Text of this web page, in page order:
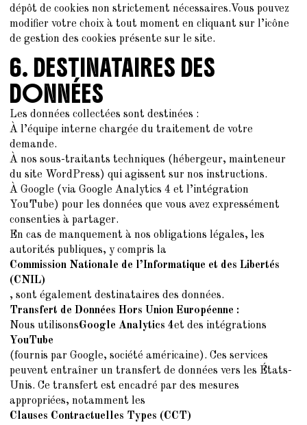
dépôt de cookies non strictement nécessaires.Vous pouvez
modifier votre choix à tout moment en cliquant sur l’icône
de gestion des cookies présente sur le site.
6. DESTINATAIRES DES
DONNÉES
Les données collectées sont destinées :
À l’équipe interne chargée du traitement de votre
demande.
À nos sous-traitants techniques (hébergeur, mainteneur
du site WordPress) qui agissent sur nos instructions.
À Google (via Google Analytics 4 et l’intégration
YouTube) pour les données que vous avez expressément
consenties à partager.
En cas de manquement à nos obligations légales, les
autorités publiques, y compris la
Commission Nationale de l’Informatique et des Libertés
(CNIL)
, sont également destinataires des données.
Transfert de Données Hors Union Européenne :
Nous utilisonsGoogle Analytics 4et des intégrations
YouTube
(fournis par Google, société américaine). Ces services
peuvent entraîner un transfert de données vers les États-
Unis. Ce transfert est encadré par des mesures
appropriées, notamment les
Clauses Contractuelles Types (CCT)